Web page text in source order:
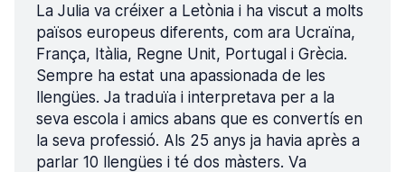
La Julia va créixer a Letònia i ha viscut a molts
països europeus diferents, com ara Ucraïna,
França, Itàlia, Regne Unit, Portugal i Grècia.
Sempre ha estat una apassionada de les
llengües. Ja traduïa i interpretava per a la
seva escola i amics abans que es convertís en
la seva professió. Als 25 anys ja havia après a
parlar 10 llengües i té dos màsters. Va